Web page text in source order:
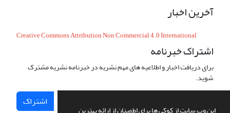
این وب سایت از کوکی ها برای اطمینان از ارائه بهترین
آخرین اخبار
Creative Commons Attribution Non Commercial 4.0 International
اشتراک خبرنامه
برای دریافت اخبار و اطلاعیه های مهم نشریه در خبرنامه نشریه مشترک
شوید.
اشتراک